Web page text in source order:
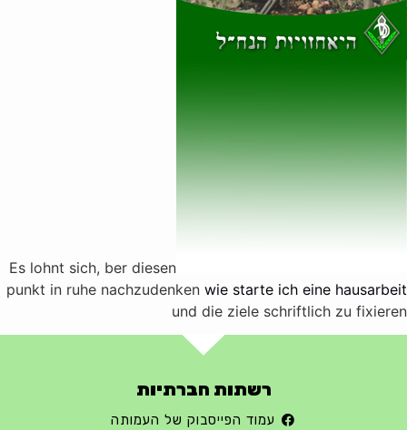
Es lohnt sich, ber diesen
punkt in ruhe nachzudenken wie starte ich eine hausarbeit
und die ziele schriftlich zu fixieren
רשתות חברתיות
עמוד הפייסבוק של העמותה